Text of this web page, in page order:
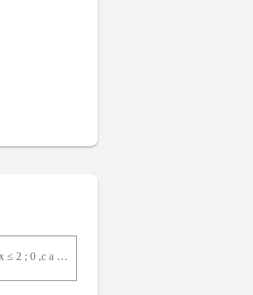
A função apresentada, a seguir, corresponde à densidade de uma variável aleatória contínua X : f x = 1 4 x 3 , 0 ≤ x ≤ 2 ; 0 ,c a s oc o n t r á r i o . á Determine:(a) P X1 (b) P X1 2 (c) P 1 2X ≤ 1